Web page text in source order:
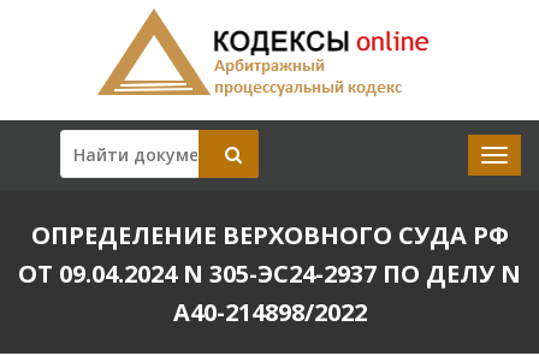
ОПРЕДЕЛЕНИЕ ВЕРХОВНОГО СУДА РФ
ОТ 09.04.2024 N 305-ЭС24-2937 ПО ДЕЛУ N
А40-214898/2022